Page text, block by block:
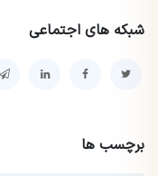
شبکه های اجتماعی
برچسب ها